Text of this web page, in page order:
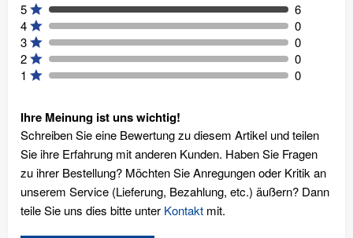
5
6
4
0
3
0
2
0
1
0
Ihre Meinung ist uns wichtig!
Schreiben Sie eine Bewertung zu diesem Artikel und teilen
Sie ihre Erfahrung mit anderen Kunden. Haben Sie Fragen
zu ihrer Bestellung? Möchten Sie Anregungen oder Kritik an
unserem Service (Lieferung, Bezahlung, etc.) äußern? Dann
teile Sie uns dies bitte unter Kontakt mit.